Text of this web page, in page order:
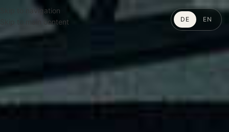
Skip to navigation
Skip to main content
DE EN